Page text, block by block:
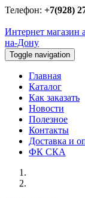
Телефон: +7(928)
Интернет магазин
на-Дону
Toggle navigation
Главная
Каталог
Как заказать
Новости
Полезное
Контакты
Доставка и
ФК СКА